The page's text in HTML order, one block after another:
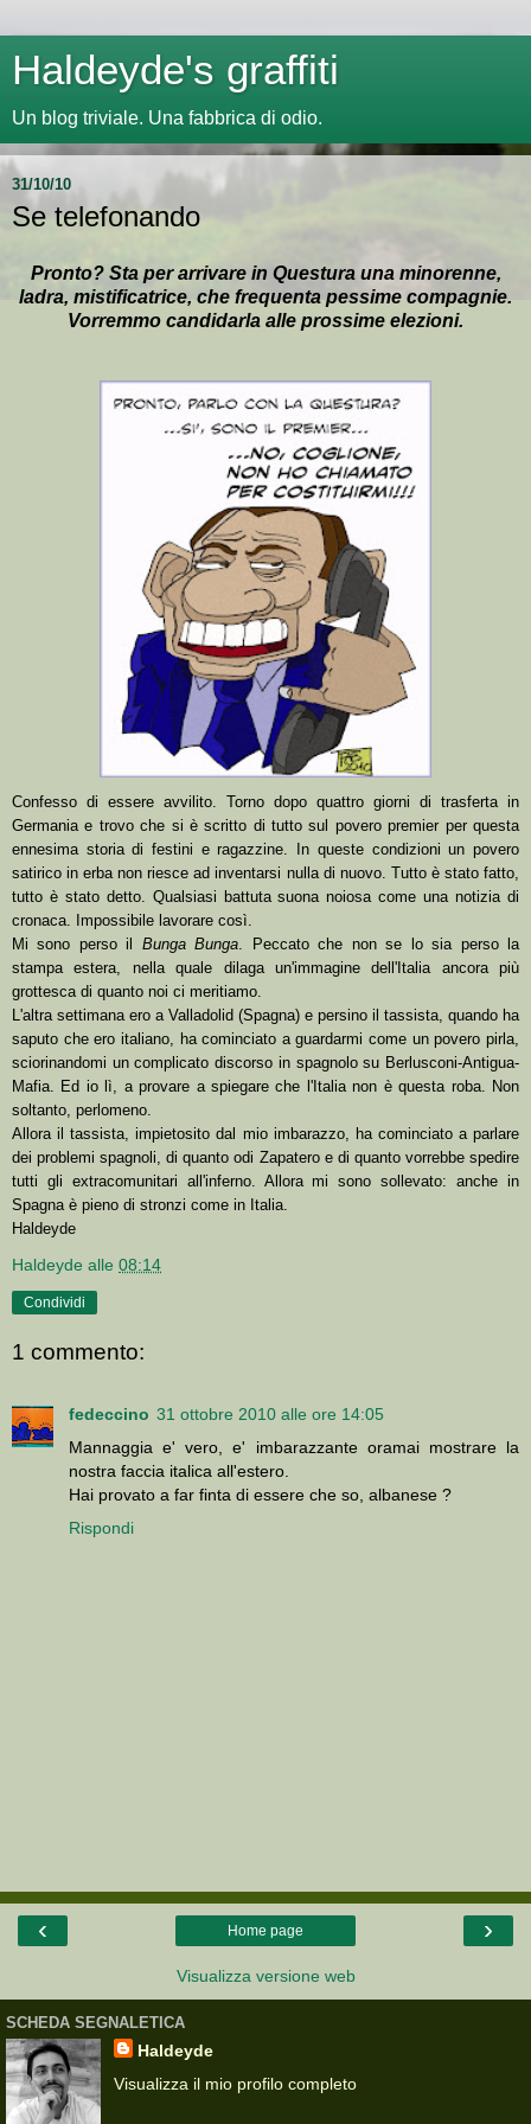
Haldeyde's graffiti
Un blog triviale. Una fabbrica di odio.
31/10/10
Se telefonando
Pronto? Sta per arrivare in Questura una minorenne,
ladra, mistificatrice, che frequenta pessime compagnie.
Vorremmo candidarla alle prossime elezioni.
Confesso di essere avvilito. Torno dopo quattro giorni di trasferta in
Germania e trovo che si è scritto di tutto sul povero premier per questa
ennesima storia di festini e ragazzine. In queste condizioni un povero
satirico in erba non riesce ad inventarsi nulla di nuovo. Tutto è stato fatto,
tutto è stato detto. Qualsiasi battuta suona noiosa come una notizia di
cronaca. Impossibile lavorare così.
Mi sono perso il Bunga Bunga . Peccato che non se lo sia perso la
stampa estera, nella quale dilaga un'immagine dell'Italia ancora più
grottesca di quanto noi ci meritiamo.
L'altra settimana ero a Valladolid (Spagna) e persino il tassista, quando ha
saputo che ero italiano, ha cominciato a guardarmi come un povero pirla,
sciorinandomi un complicato discorso in spagnolo su Berlusconi-Antigua-
Mafia. Ed io lì, a provare a spiegare che l'Italia non è questa roba. Non
soltanto, perlomeno.
Allora il tassista, impietosito dal mio imbarazzo, ha cominciato a parlare
dei problemi spagnoli, di quanto odi Zapatero e di quanto vorrebbe spedire
tutti gli extracomunitari all'inferno. Allora mi sono sollevato: anche in
Spagna è pieno di stronzi come in Italia.
Haldeyde
Haldeyde alle 08:14
Condividi
1 commento:
fedeccino 31 ottobre 2010 alle ore 14:05
Mannaggia e' vero, e' imbarazzante oramai mostrare la
nostra faccia italica all'estero.
Hai provato a far finta di essere che so, albanese ?
Rispondi
‹ ›
Home page
Visualizza versione web
SCHEDA SEGNALETICA
Haldeyde
Visualizza il mio profilo completo